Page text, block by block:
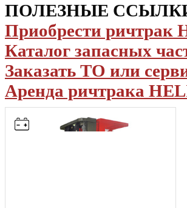
ПОЛЕЗНЫЕ
Приобрести
Каталог запасных
Заказать ТО или
Аренда ричтрака